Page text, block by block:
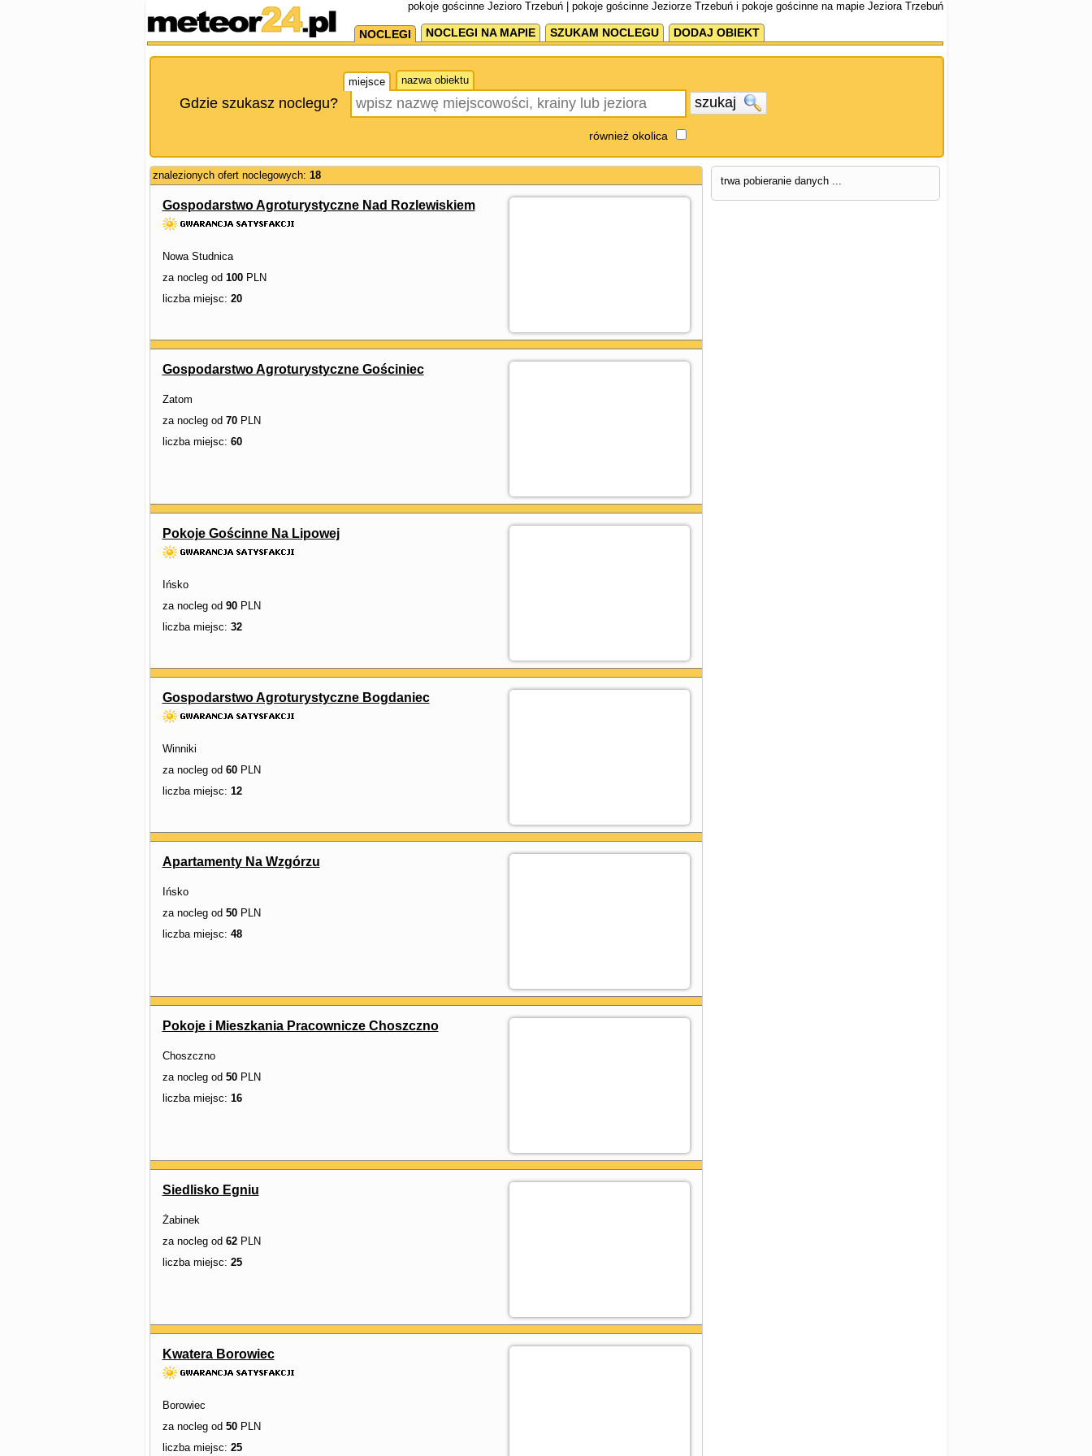
pokoje gościnne Jezioro Trzebuń | pokoje gościnne Jeziorze Trzebuń i pokoje gościnne na mapie Jeziora Trzebuń
NOCLEGI NOCLEGI NA MAPIE SZUKAM NOCLEGU DODAJ OBIEKT
miejsce nazwa obiektu
Gdzie szukasz noclegu? szukaj
również okolica
znalezionych ofert noclegowych: 18
Gospodarstwo Agroturystyczne Nad Rozlewiskiem
Nowa Studnica
za nocleg od 100PLN
liczba miejsc: 20
Gospodarstwo Agroturystyczne Gościniec
Zatom
za nocleg od 70PLN
liczba miejsc: 60
Pokoje Gościnne Na Lipowej
Ińsko
za nocleg od 90PLN
liczba miejsc: 32
Gospodarstwo Agroturystyczne Bogdaniec
Winniki
za nocleg od 60PLN
liczba miejsc: 12
Apartamenty Na Wzgórzu
Ińsko
za nocleg od 50PLN
liczba miejsc: 48
Pokoje i Mieszkania Pracownicze Choszczno
Choszczno
za nocleg od 50PLN
liczba miejsc: 16
Siedlisko Egniu
Żabinek
za nocleg od 62PLN
liczba miejsc: 25
Kwatera Borowiec
Borowiec
za nocleg od 50PLN
liczba miejsc: 25
trwa pobieranie danych ...